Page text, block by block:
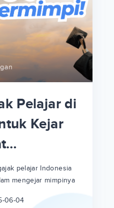
Pelajar di
Kejar
pelajar Indonesia
mengejar mimpinya
06-04